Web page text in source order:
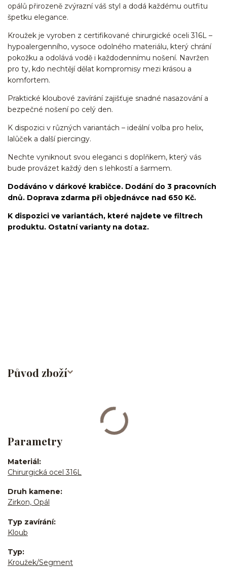
opálů přirozeně zvýrazní váš styl a dodá každému outfitu
špetku elegance.
Kroužek je vyroben z certifikované chirurgické oceli 316L –
hypoalergenního, vysoce odolného materiálu, který chrání
pokožku a odolává vodě i každodennímu nošení. Navržen
pro ty, kdo nechtějí dělat kompromisy mezi krásou a
komfortem.
Praktické kloubové zavírání zajišťuje snadné nasazování a
bezpečné nošení po celý den.
K dispozici v různých variantách – ideální volba pro helix,
lalůček a další piercingy.
Nechte vyniknout svou eleganci s doplňkem, který vás
bude provázet každý den s lehkostí a šarmem.
Dodáváno v dárkové krabičce. Dodání do 3 pracovních
dnů. Doprava zdarma při objednávce nad 650 Kč.
K dispozici ve variantách, které najdete ve filtrech
produktu. Ostatní varianty na dotaz.
Původ zboží
Parametry
Materiál
Chirurgická ocel 316L
Druh kamene
Zirkon, Opál
Typ zavírání
Kloub
Typ
Kroužek/Segment